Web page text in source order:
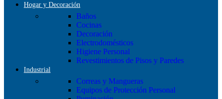
Hogar y Decoración
Baños
Cocinas
Decoración
Electrodomésticos
Higiene Personal
Revestimientos de Pisos y Paredes
Industrial
Correas y Mangueras
Equipos de Protección Personal